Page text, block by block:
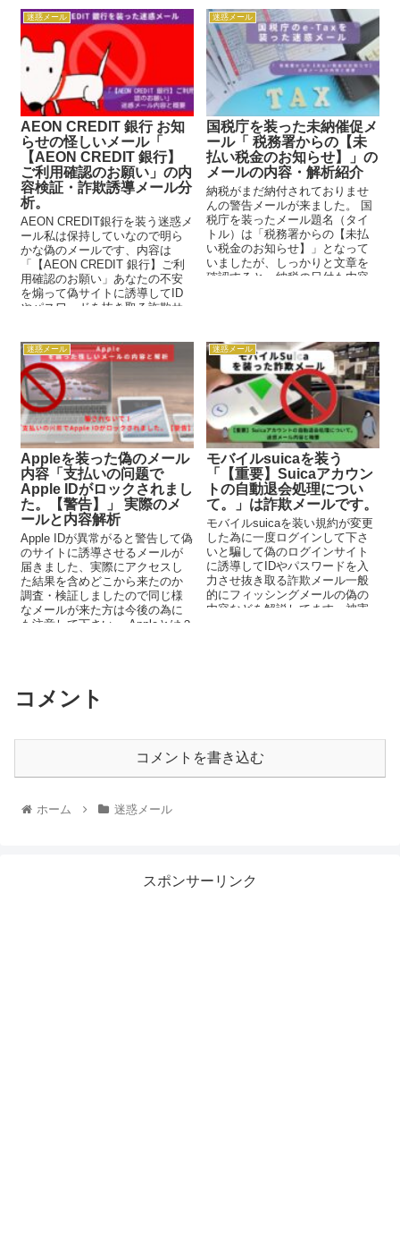
迷惑メール
AEON CREDIT 銀行 お知
らせの怪しいメール「
【AEON CREDIT 銀行】
ご利用確認のお願い」の内
容検証・詐欺誘導メール分
析。
AEON CREDIT銀行を装う迷惑メ
ール私は保持していなので明ら
かな偽のメールです、内容は
「【AEON CREDIT 銀行】ご利
用確認のお願い」あなたの不安
を煽って偽サイトに誘導してID
やパスワードを抜き取る詐欺サ
迷惑メール
国税庁を装った未納催促メ
ール「 税務署からの【未
払い税金のお知らせ】」の
メールの内容・解析紹介
納税がまだ納付されておりませ
んの警告メールが来ました。 国
税庁を装ったメール題名（タイ
トル）は「税務署からの【未払
い税金のお知らせ】」となって
いましたが、しっかりと文章を
確認すると、納税の日付も内容
迷惑メール
Appleを装った偽のメール
内容「支払いの问题で
Apple IDがロックされまし
た。【警告】」 実際のメ
ールと内容解析
Apple IDが異常がると警告して偽
のサイトに誘導させるメールが
届きました、実際にアクセスし
た結果を含めどこから来たのか
調査・検証しましたので同じ様
なメールが来た方は今後の為に
も注意して下さい。 Appleとは？
迷惑メール
モバイルsuicaを装う
「【重要】Suicaアカウン
トの自動退会処理につい
て。」は詐欺メールです。
モバイルsuicaを装い規約が変更
した為に一度ログインして下さ
いと騙して偽のログインサイト
に誘導してIDやパスワードを入
力させ抜き取る詐欺メール一般
的にフィッシングメールの偽の
内容などを解説してます、被害
コメント
コメントを書き込む
ホーム 迷惑メール
スポンサーリンク